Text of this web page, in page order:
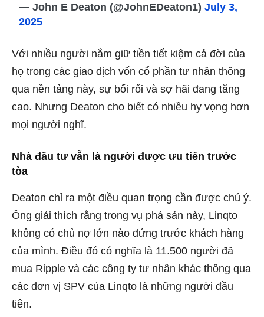
— John E Deaton (@JohnEDeaton1)July 3,
2025
Với nhiều người nắm giữ tiền tiết kiệm cả đời của
họ trong các giao dịch vốn cổ phần tư nhân thông
qua nền tảng này, sự bối rối và sợ hãi đang tăng
cao. Nhưng Deaton cho biết có nhiều hy vọng hơn
mọi người nghĩ.
Nhà đầu tư vẫn là người được ưu tiên trước
tòa
Deaton chỉ ra một điều quan trọng cần được chú ý.
Ông giải thích rằng trong vụ phá sản này, Linqto
không có chủ nợ lớn nào đứng trước khách hàng
của mình. Điều đó có nghĩa là 11.500 người đã
mua Ripple và các công ty tư nhân khác thông qua
các đơn vị SPV của Linqto là những người đầu
tiên.